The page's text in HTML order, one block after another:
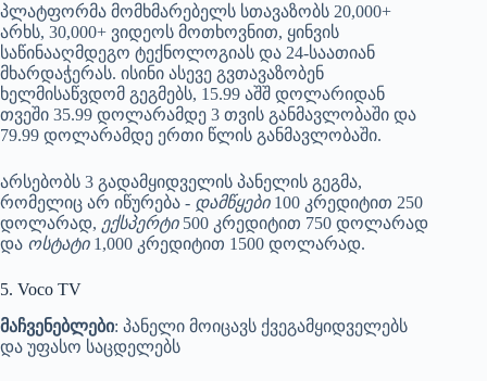
პლატფორმა მომხმარებელს სთავაზობს 20,000+
არხს, 30,000+ ვიდეოს მოთხოვნით, ყინვის
საწინააღმდეგო ტექნოლოგიას და 24-საათიან
მხარდაჭერას. ისინი ასევე გვთავაზობენ
ხელმისაწვდომ გეგმებს, 15.99 აშშ დოლარიდან
თვეში 35.99 დოლარამდე 3 თვის განმავლობაში და
79.99 დოლარამდე ერთი წლის განმავლობაში.
არსებობს 3 გადამყიდველის პანელის გეგმა,
რომელიც არ იწურება - დამწყები100 კრედიტით 250
დოლარად, ექსპერტი500 კრედიტით 750 დოლარად
და ოსტატი1,000 კრედიტით 1500 დოლარად.
5. Voco TV
მაჩვენებლები: პანელი მოიცავს ქვეგამყიდველებს
და უფასო საცდელებს